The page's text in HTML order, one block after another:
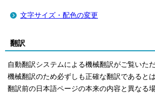
文字サイズ・配色の変更
翻訳
自動翻訳システムによる機械翻訳がご覧いた
機械翻訳のため必ずしも正確な翻訳であると
翻訳前の日本語ページの本来の内容と異なる